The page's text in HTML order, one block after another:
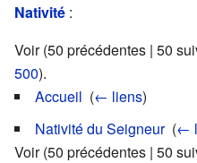
Nativité :
Voir (50 précédentes | 50
500).
Accueil (← liens)
Nativité du Seigneur‎ (←
Voir (50 précédentes | 50